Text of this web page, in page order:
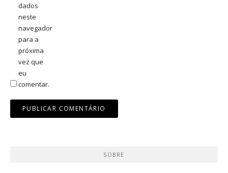
dados
neste
navegador
para a
próxima
vez que
eu
comentar.
SOBRE